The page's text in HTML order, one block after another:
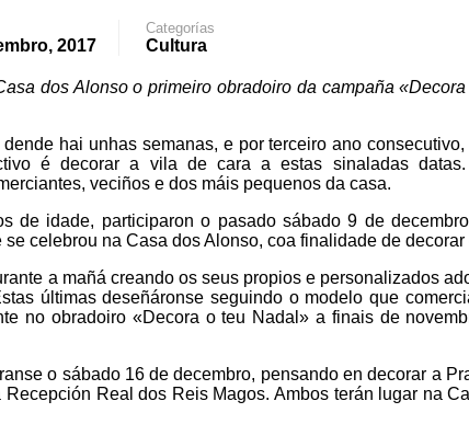
2017
Categorías
Cultura
dos Alonso o primeiro obradoiro da campaña
hai unhas semanas, e por terceiro ano
é decorar a vila de cara a estas sinaladas
veciños e dos máis pequenos da casa.
de idade, participaron o pasado sábado 9 de
se celebrou na Casa dos Alonso, coa finalidade de
a mañá creando os seus propios e personalizados
últimas deseñáronse seguindo o modelo que
no obradoiro «Decora o teu Nadal» a finais de
o sábado 16 de decembro, pensando en decorar a
Real dos Reis Magos. Ambos terán lugar na